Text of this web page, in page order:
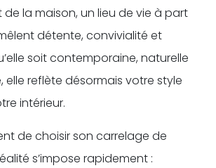
la maison, un lieu de vie à part
détente, convivialité et
soit contemporaine, naturelle
elle reflète désormais votre style
intérieur.
de choisir son carrelage de
s’impose rapidement :